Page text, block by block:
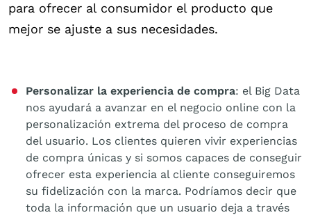
para ofrecer al consumidor el producto que
mejor se ajuste a sus necesidades.
Personalizar la experiencia de compra: el Big Data
nos ayudará a avanzar en el negocio online con la
personalización extrema del proceso de compra
del usuario. Los clientes quieren vivir experiencias
de compra únicas y si somos capaces de conseguir
ofrecer esta experiencia al cliente conseguiremos
su fidelización con la marca. Podríamos decir que
toda la información que un usuario deja a través